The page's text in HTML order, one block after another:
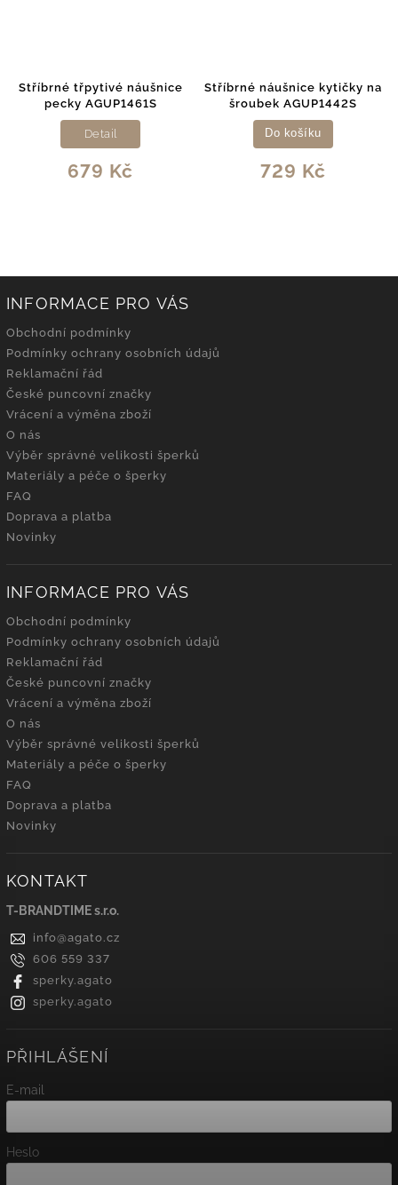
Stříbrné třpytivé náušnice
pecky AGUP1461S
679 Kč
Detail
Stříbrné náušnice kytičky na
šroubek AGUP1442S
729 Kč
Do košíku
INFORMACE PRO VÁS
Obchodní podmínky
Podmínky ochrany osobních údajů
Reklamační řád
České puncovní značky
Vrácení a výměna zboží
O nás
Výběr správné velikosti šperků
Materiály a péče o šperky
FAQ
Doprava a platba
Novinky
INFORMACE PRO VÁS
Obchodní podmínky
Podmínky ochrany osobních údajů
Reklamační řád
České puncovní značky
Vrácení a výměna zboží
O nás
Výběr správné velikosti šperků
Materiály a péče o šperky
FAQ
Doprava a platba
Novinky
KONTAKT
T-BRANDTIME s.r.o.
info@agato.cz
606 559 337
sperky.agato
sperky.agato
PŘIHLÁŠENÍ
E-mail
Heslo